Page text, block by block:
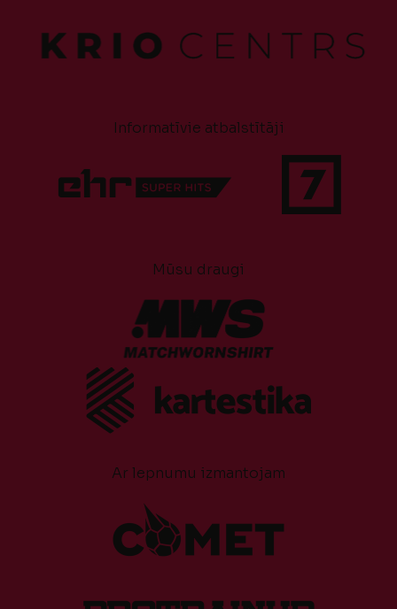
Informatīvie atbalstītāji
Mūsu draugi
Ar lepnumu izmantojam